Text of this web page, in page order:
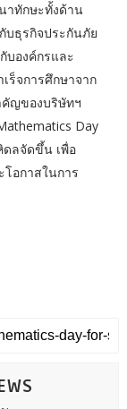
าทักษะทั้งด้าน
บธุรกิจประกันภัย
บองค์กรและ
ร็จการศึกษาจาก
คัญของบริษัทฯ
Day
ดลจัดขึ้น เพื่อ
อกาสในการ